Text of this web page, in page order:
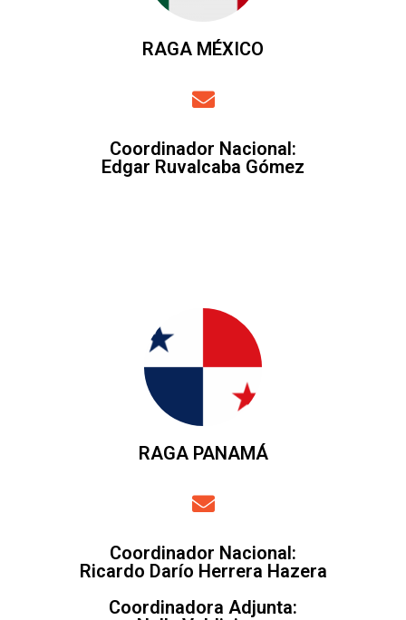
RAGA MÉXICO
Coordinador Nacional:
Edgar Ruvalcaba Gómez
RAGA PANAMÁ
Coordinador Nacional:
Ricardo Darío Herrera Hazera
Coordinadora Adjunta: